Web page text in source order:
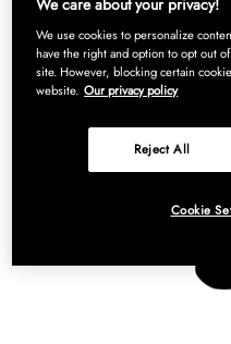
We care about your privacy!
We use cookies to personalize
have the right and option to opt out
site. However, blocking certain
website. Our privacy policy
Reject All
Cookie